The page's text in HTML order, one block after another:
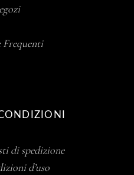
Frequenti
di spedizione
d’uso